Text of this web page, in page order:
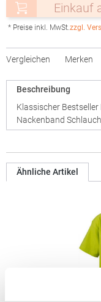
Einkauf
* Preise inkl. MwSt.zzgl.
Vergleichen Merken
Beschreibung
Klassischer
Nackenband
Ähnliche Artikel